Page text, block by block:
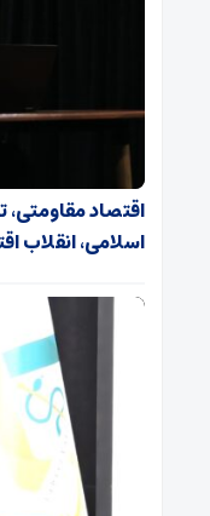
اقتصاد مقاومتی،
اسلامی،